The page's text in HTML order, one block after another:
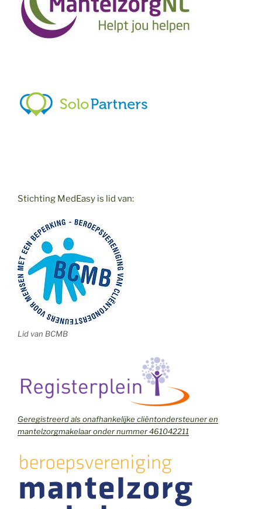
Stichting MedEasy is lid van:
Lid van BCMB
Geregistreerd als onafhankelijke cliëntondersteuner en
mantelzorgmakelaar onder nummer 461042211